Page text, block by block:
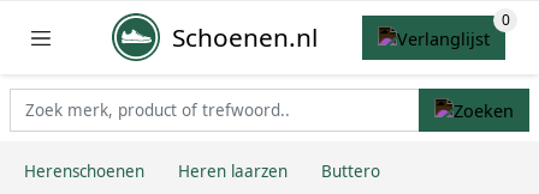
Schoenen.nl
Herenschoenen Heren laarzen Buttero